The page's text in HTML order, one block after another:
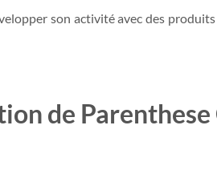
son activité avec des
de Parenthese